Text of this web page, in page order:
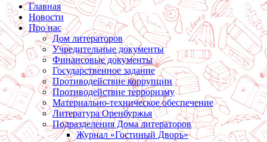
Главная
Новости
Про нас
Дом литераторов
Учредительные документы
Финансовые документы
Государственное задание
Противодействие коррупции
Противодействие терроризму
Материально-техническое обеспечение
Литература Оренбуржья
Подразделения Дома литераторов
Журнал «Гостиный Дворъ»